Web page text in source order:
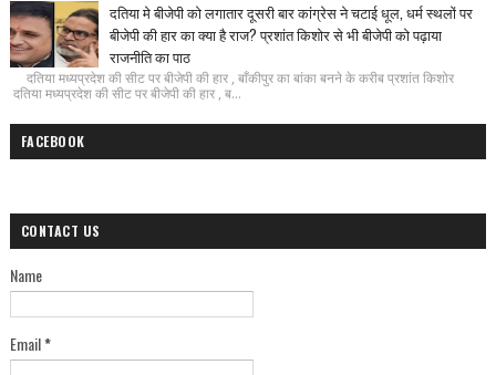
दतिया मे बीजेपी को लगातार दूसरी बार कांग्रेस ने चटाई धूल, धर्म स्थलों पर
बीजेपी की हार का क्या है राज? प्रशांत किशोर से भी बीजेपी को पढ़ाया
राजनीति का पाठ
दतिया मध्यप्रदेश की सीट पर बीजेपी की हार , बाँकीपुर का बांका बनने के करीब प्रशांत किशोर
दतिया मध्यप्रदेश की सीट पर बीजेपी की हार , ब...
FACEBOOK
CONTACT US
Name
Email*